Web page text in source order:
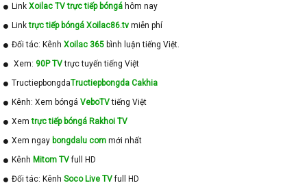
Link Xoilac TV trực tiếp bóngá hôm nay
Linktrực tiếp bóngá Xoilac86.tv miễn phí
Đối tác: Kênh Xoilac 365 bình luận tiếng Việt.
Xem: 90P TVtrực tuyến tiếng Việt
TructiepbongdaTructiepbongda Cakhia
Kênh: Xem bóngá VeboTVtiếng Việt
Xemtrực tiếp bóngá Rakhoi TV
Xem ngay bongdalu com mới nhất
Kênh Mitom TVfull HD
Đối tác: Kênh Soco Live TVfull HD